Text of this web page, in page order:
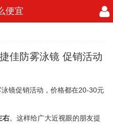
便宜
佳防雾泳镜 促销活动
镜促销活动，价格都在20-30元
右。这样给广大近视眼的朋友提